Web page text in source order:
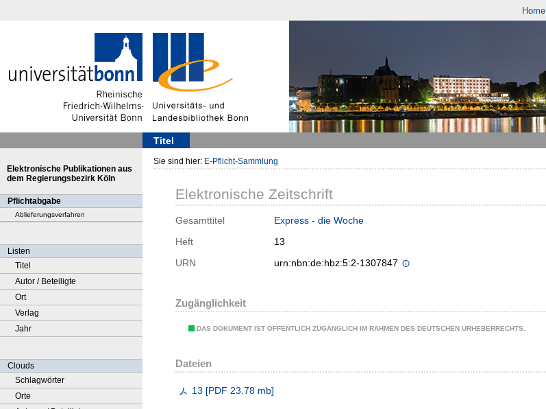
Home
Titel
Elektronische Publikationen aus
dem Regierungsbezirk Köln
Pflichtabgabe
Ablieferungsverfahren
Listen
Titel
Autor / Beteiligte
Ort
Verlag
Jahr
Clouds
Schlagwörter
Orte
Sie sind hier: E-Pflicht-Sammlung
Elektronische Zeitschrift
Gesamttitel
Express - die Woche
Heft
13
URN
urn:nbn:de:hbz:5:2-1307847
Zugänglichkeit
DAS DOKUMENT IST ÖFFENTLICH ZUGÄNGLICH IM RAHMEN DES DEUTSCHEN URHEBERRECHTS.
Dateien
13 [PDF 23.78 mb]